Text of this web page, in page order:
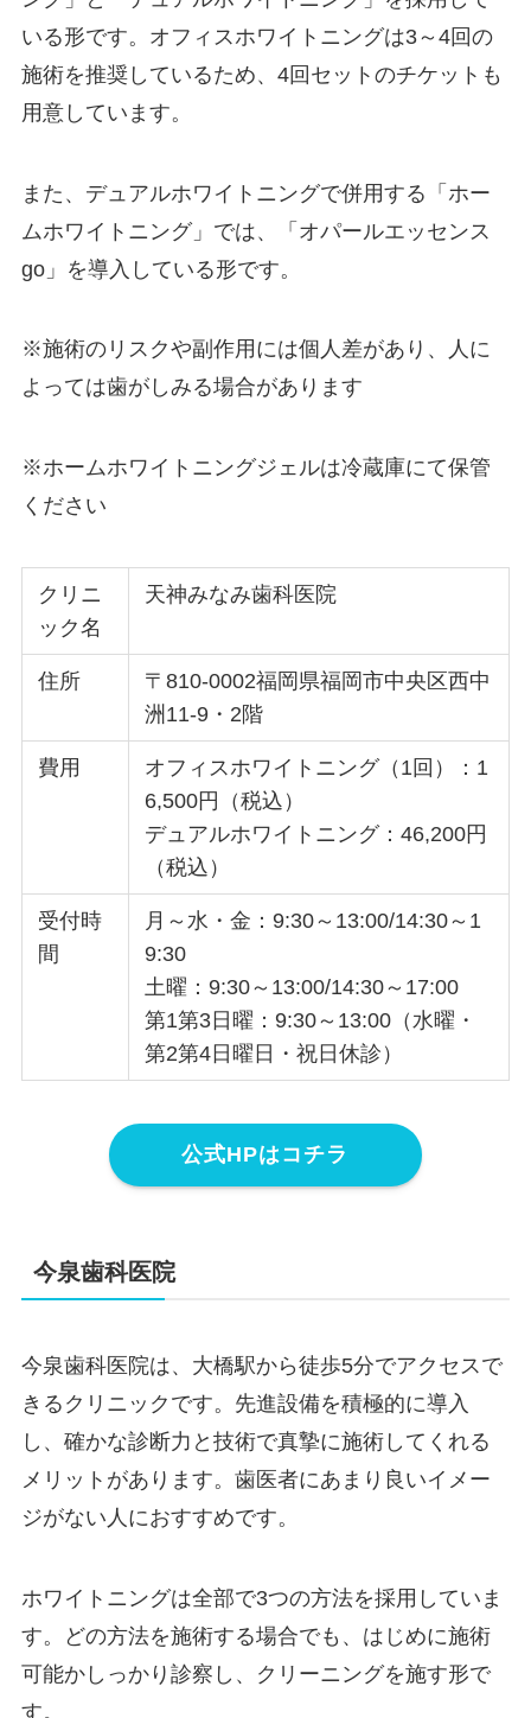
いる形です。オフィスホワイトニングは3～4回の
施術を推奨しているため、4回セットのチケットも
用意しています。
また、デュアルホワイトニングで併用する「ホー
ムホワイトニング」では、「オパールエッセンス
go」を導入している形です。
※施術のリスクや副作用には個人差があり、人に
よっては歯がしみる場合があります
※ホームホワイトニングジェルは冷蔵庫にて保管
ください
クリニ
ック名
天神みなみ歯科医院
住所
〒810-0002福岡県福岡市中央区西中
洲11-9・2階
費用
オフィスホワイトニング（1回）：1
6,500円（税込）
デュアルホワイトニング：46,200円
（税込）
受付時
間
月～水・金：9:30～13:00/14:30～1
9:30
土曜：9:30～13:00/14:30～17:00
第1第3日曜：9:30～13:00（水曜・
第2第4日曜日・祝日休診）
公式HPはコチラ
今泉歯科医院
今泉歯科医院は、大橋駅から徒歩5分でアクセスで
きるクリニックです。先進設備を積極的に導入
し、確かな診断力と技術で真摯に施術してくれる
メリットがあります。歯医者にあまり良いイメー
ジがない人におすすめです。
ホワイトニングは全部で3つの方法を採用していま
す。どの方法を施術する場合でも、はじめに施術
可能かしっかり診察し、クリーニングを施す形で
す。